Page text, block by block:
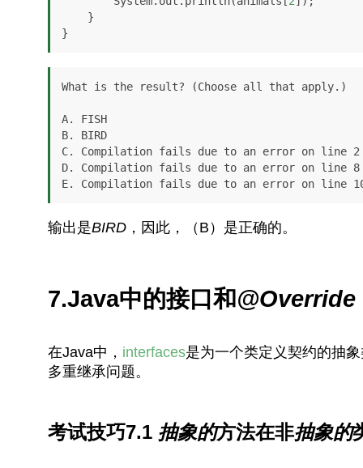
}
What is the result? (Choose all that apply.)
A. FISH
B. BIRD
C. Compilation fails due to an error on line 2
D. Compilation fails due to an error on line 8
E. Compilation fails due to an error on line
输出是BIRD，因此，（B）是正确的。
7.Java中的接口和@Override
在Java中， interfaces是为一个类定义契约的抽
多重继承问题。
考试技巧7.1 抽象的方法在非抽象的